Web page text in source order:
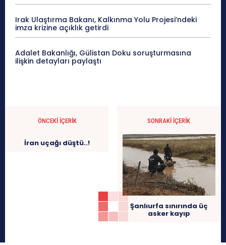
Irak Ulaştırma Bakanı, Kalkınma Yolu Projesi’ndeki
imza krizine açıklık getirdi
Adalet Bakanlığı, Gülistan Doku soruşturmasına
ilişkin detayları paylaştı
ÖNCEKI İÇERIK
İran uçağı düştü..!
SONRAKI İÇERIK
Şanlıurfa sınırında üç
asker kayıp